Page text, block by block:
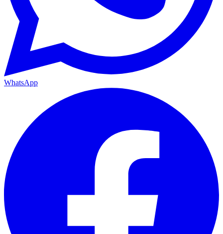
WhatsApp